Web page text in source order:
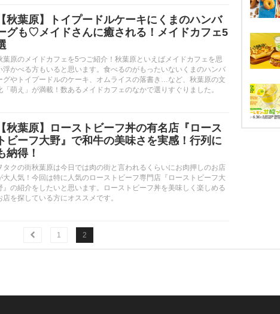
【秋葉原】トイプードルケーキにくまのハンバ
グも♡メイドさんに癒される！メイドカフェ5
葉原のメイドカフェを5つご紹介！秋葉原といえばメイドカフェを思
浮かべる方もいると思います。食べるのがもったいないくまのハンバ
グやトイプードルのケーキ、オムライスの落書き…など、秋葉原の文
「萌え」が満載！数あるメイドカフェのなかで選りすぐりました。
【秋葉原】ローストビーフ丼の有名店『ロース
トビーフ大野』で和牛の美味さを実感！行列に
納得！
タクの街秋葉原は今日では肉の街と言われるくらいにお肉押しのお店
大人気！今回は特に人気のローストビーフ専門店『ローストビーフ大
』の紹介をしたいと思います。ローストビーフ丼を美味しく楽しめる
店を探している方にオススメです。
1 2